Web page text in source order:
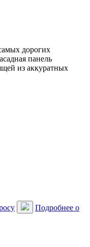
дорогих
панель
из аккуратных
Подробнее о